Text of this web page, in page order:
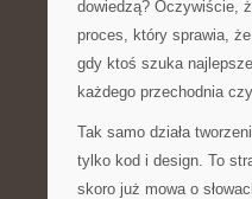
dowiedzą? Oczywiście,
proces, który sprawia,
gdy ktoś szuka
każdego przechodnia
Tak samo działa
tylko kod i design. To
skoro już mowa o